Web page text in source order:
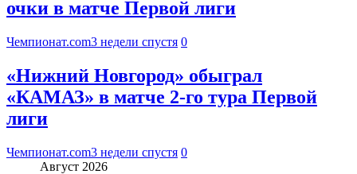
очки в матче Первой лиги
Чемпионат.com3 недели спустя 0
«Нижний Новгород» обыграл
«КАМАЗ» в матче 2-го тура Первой
лиги
Чемпионат.com3 недели спустя 0
Август 2026